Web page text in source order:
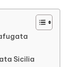
Sicilia